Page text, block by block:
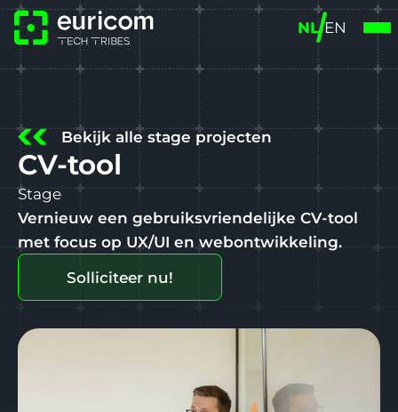
NL EN
Bekijk alle stage projecten
CV-tool
Stage
Vernieuw een gebruiksvriendelijke CV-tool
met focus op UX/UI en webontwikkeling.
Solliciteer nu!